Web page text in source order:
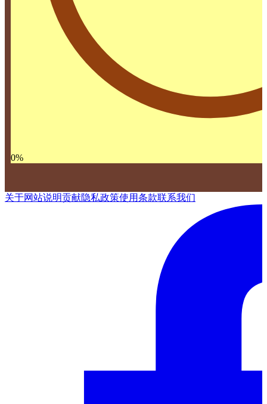
0%
关于网站说明贡献隐私政策使用条款联系我们